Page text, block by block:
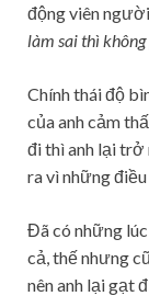
động viên
làm sai thì
Chính thái độ
của anh cảm
đi thì anh lại
ra vì những
Đã có những
cả, thế nhưng
nên anh lại gạt